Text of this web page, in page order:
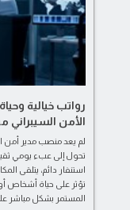
الأمن السيبراني
تحول إلى عبء يومي
استنفار دائم، يتلقى
تؤثر على حياة أشخاص
المستمر بشكل مباشر